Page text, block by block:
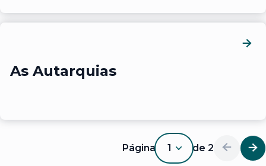
As Autarquias
Página 1 de 2